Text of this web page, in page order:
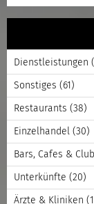
Dienstleistungen
Sonstiges (61)
Restaurants (38)
Einzelhandel (30)
Bars, Cafes &
Unterkünfte (20)
Ärzte & Kliniken